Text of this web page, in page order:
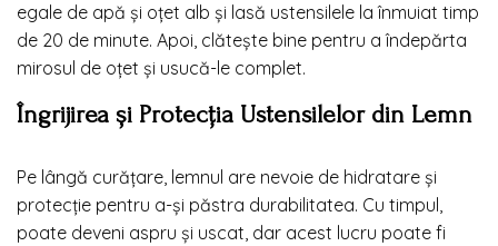
egale de apă și oțet alb și lasă ustensilele la înmuiat timp
de 20 de minute. Apoi, clătește bine pentru a îndepărta
mirosul de oțet și usucă-le complet.
Îngrijirea și Protecția Ustensilelor din Lemn
Pe lângă curățare, lemnul are nevoie de hidratare și
protecție pentru a-și păstra durabilitatea. Cu timpul,
poate deveni aspru și uscat, dar acest lucru poate fi